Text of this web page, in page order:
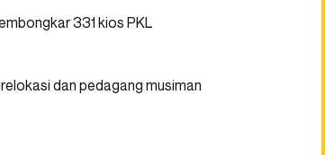
331 kios PKL
dan pedagang musiman